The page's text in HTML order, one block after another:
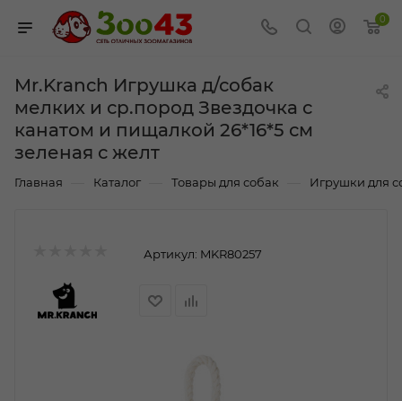
0
Mr.Kranch Игрушка д/собак
мелких и ср.пород Звездочка с
канатом и пищалкой 26*16*5 см
зеленая с желт
Главная Каталог Товары для собак Игрушки для
Артикул: MKR80257